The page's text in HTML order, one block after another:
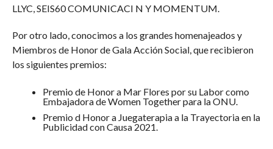
LLYC, SEIS60 COMUNICACI N Y MOMENTUM.
Por otro lado, conocimos a los grandes homenajeados y
Miembros de Honor de Gala Acción Social, que recibieron
los siguientes premios:
Premio de Honor a Mar Flores por su Labor como
Embajadora de Women Together para la ONU.
Premio d Honor a Juegaterapia a la Trayectoria en la
Publicidad con Causa 2021.